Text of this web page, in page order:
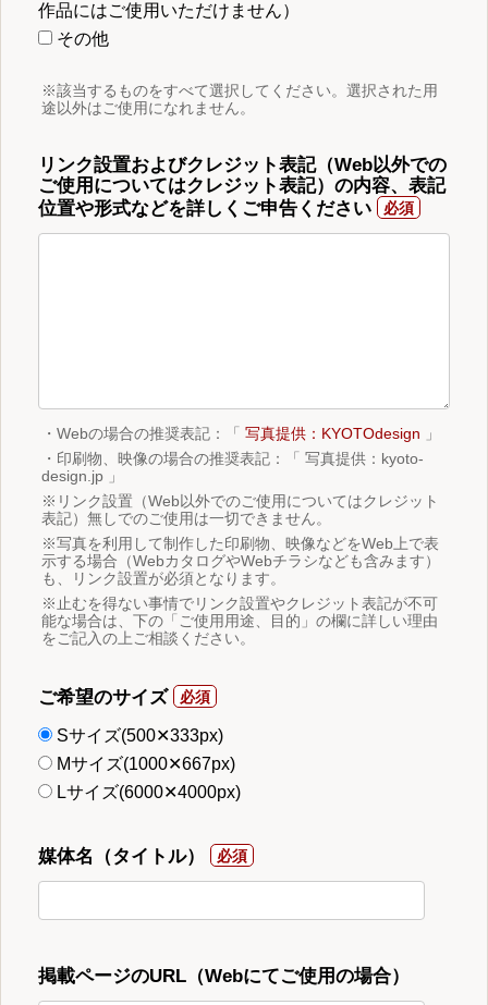
作品にはご使用いただけません）
その他
※該当するものをすべて選択してください。選択された用
途以外はご使用になれません。
リンク設置およびクレジット表記（Web以外での
ご使用についてはクレジット表記）の内容、表記
位置や形式などを詳しくご申告ください
・Webの場合の推奨表記：「 写真提供：KYOTOdesign 」
・印刷物、映像の場合の推奨表記：「 写真提供：kyoto-
design.jp 」
※リンク設置（Web以外でのご使用についてはクレジット
表記）無しでのご使用は一切できません。
※写真を利用して制作した印刷物、映像などをWeb上で表
示する場合（WebカタログやWebチラシなども含みます）
も、リンク設置が必須となります。
※止むを得ない事情でリンク設置やクレジット表記が不可
能な場合は、下の「ご使用用途、目的」の欄に詳しい理由
をご記入の上ご相談ください。
ご希望のサイズ
Sサイズ(500✕333px)
Mサイズ(1000✕667px)
Lサイズ(6000✕4000px)
媒体名（タイトル）
掲載ページのURL（Webにてご使用の場合）